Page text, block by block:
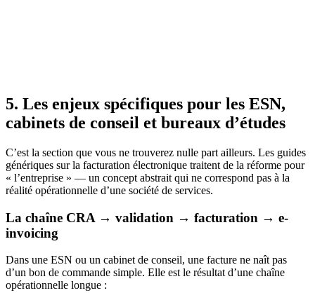
5. Les enjeux spécifiques pour les ESN,
cabinets de conseil et bureaux d’études
C’est la section que vous ne trouverez nulle part ailleurs. Les guides
génériques sur la facturation électronique traitent de la réforme pour
« l’entreprise » — un concept abstrait qui ne correspond pas à la
réalité opérationnelle d’une société de services.
La chaîne CRA → validation → facturation → e-
invoicing
Dans une ESN ou un cabinet de conseil, une facture ne naît pas
d’un bon de commande simple. Elle est le résultat d’une chaîne
opérationnelle longue :